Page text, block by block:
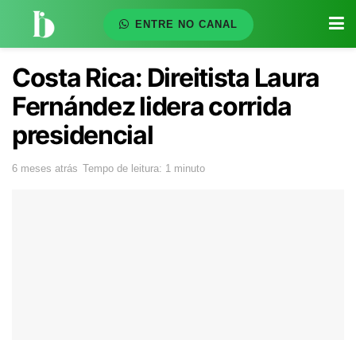
ENTRE NO CANAL
Costa Rica: Direitista Laura
Fernández lidera corrida
presidencial
6 meses atrás Tempo de leitura: 1 minuto